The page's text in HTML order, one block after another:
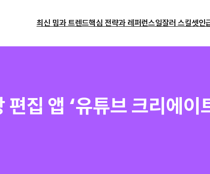
최신 밈과 트렌드핵심 전략과 레퍼런스일잘러 스킬셋인
집 앱 ‘유튜브 크리에이